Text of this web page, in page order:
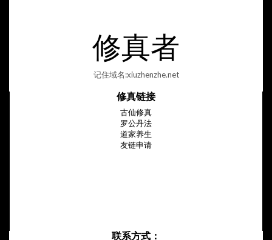
修真者
记住域名:xiuzhenzhe.net
修真链接
古仙修真
罗公丹法
道家养生
友链申请
联系方式：